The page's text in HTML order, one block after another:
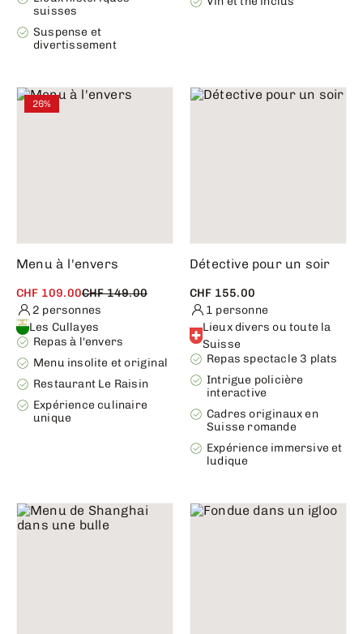
suisses
Suspense et
divertissement
26%
Menu à l'envers
CHF 109.00CHF 149.00
2 personnes
Les Cullayes
Repas à l'envers
Menu insolite et original
Restaurant Le Raisin
Expérience culinaire
unique
Détective pour un soir
CHF 155.00
1 personne
Lieux divers ou toute la
Suisse
Repas spectacle 3 plats
Intrigue policière
interactive
Cadres originaux en
Suisse romande
Expérience immersive et
ludique